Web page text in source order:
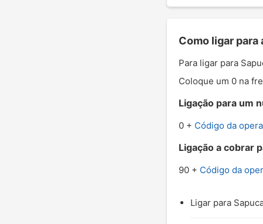
Como ligar para
Para ligar para
Coloque um 0 na
Ligação para um
0 + Código da
Ligação a cobrar
90 + Código da
Ligar para